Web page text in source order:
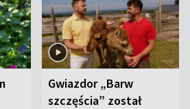
Gwiazdor „Barw
szczęścia” został